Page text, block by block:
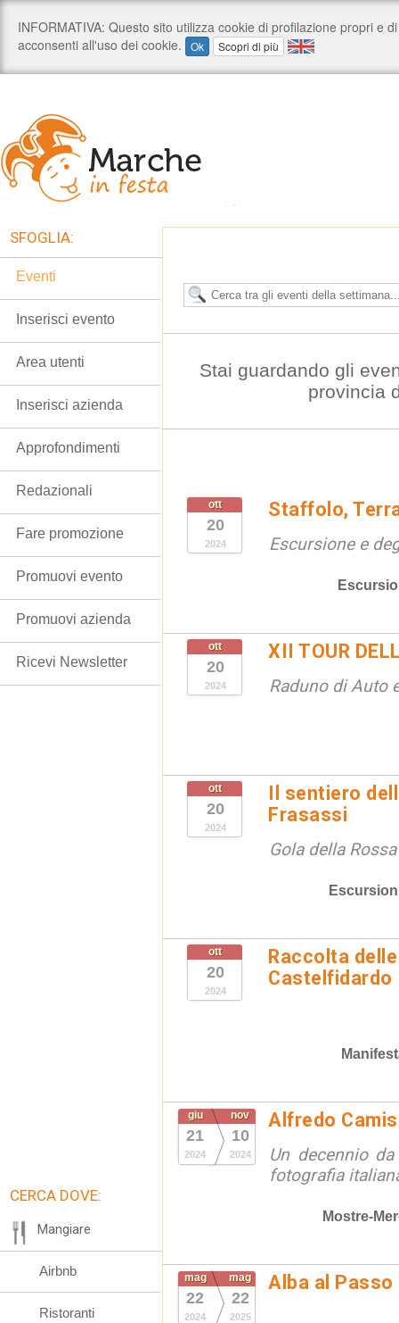
Stai guardando gli
provincia
ott
20
2024
Staffolo,
Escursione e
ott
20
2024
XII TOUR
Raduno di Auto
ott
20
2024
Il sentiero
Frasassi
Gola della
ott
20
2024
Raccolta
Castelfidardo
giu
21
2024
nov
10
2024
Alfredo
Un decennio da
fotografia
Mostre-
mag
22
2024
mag
22
2025
Alba al Passo
SFOGLIA:
Eventi
Inserisci evento
Area utenti
Inserisci azienda
Approfondimenti
Redazionali
Fare promozione
Promuovi evento
Promuovi azienda
Ricevi Newsletter
CERCA DOVE:
Mangiare
Airbnb
Ristoranti